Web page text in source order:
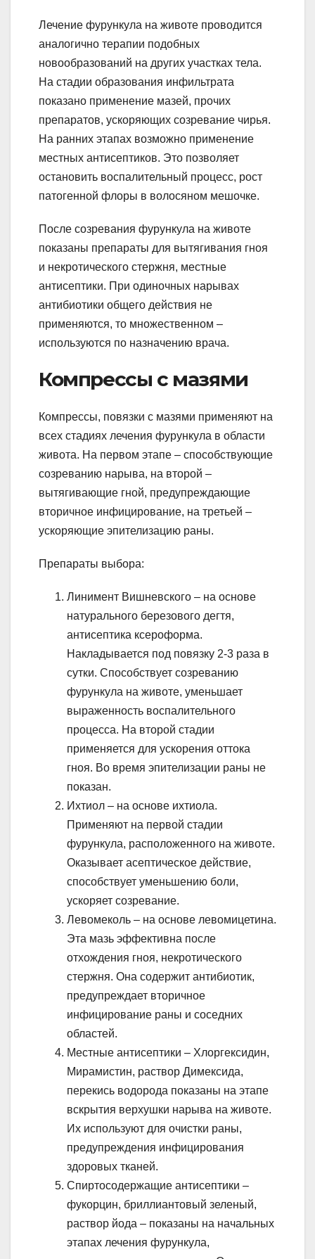
Лечение фурункула на животе проводится
аналогично терапии подобных
новообразований на других участках тела.
На стадии образования инфильтрата
показано применение мазей, прочих
препаратов, ускоряющих созревание чирья.
На ранних этапах возможно применение
местных антисептиков. Это позволяет
остановить воспалительный процесс, рост
патогенной флоры в волосяном мешочке.
После созревания фурункула на животе
показаны препараты для вытягивания гноя
и некротического стержня, местные
антисептики. При одиночных нарывах
антибиотики общего действия не
применяются, то множественном –
используются по назначению врача.
Компрессы с мазями
Компрессы, повязки с мазями применяют на
всех стадиях лечения фурункула в области
живота. На первом этапе – способствующие
созреванию нарыва, на второй –
вытягивающие гной, предупреждающие
вторичное инфицирование, на третьей –
ускоряющие эпителизацию раны.
Препараты выбора:
Линимент Вишневского – на основе
натурального березового дегтя,
антисептика ксероформа.
Накладывается под повязку 2-3 раза в
сутки. Способствует созреванию
фурункула на животе, уменьшает
выраженность воспалительного
процесса. На второй стадии
применяется для ускорения оттока
гноя. Во время эпителизации раны не
показан.
Ихтиол – на основе ихтиола.
Применяют на первой стадии
фурункула, расположенного на животе.
Оказывает асептическое действие,
способствует уменьшению боли,
ускоряет созревание.
Левомеколь – на основе левомицетина.
Эта мазь эффективна после
отхождения гноя, некротического
стержня. Она содержит антибиотик,
предупреждает вторичное
инфицирование раны и соседних
областей.
Местные антисептики – Хлоргексидин,
Мирамистин, раствор Димексида,
перекись водорода показаны на этапе
вскрытия верхушки нарыва на животе.
Их используют для очистки раны,
предупреждения инфицирования
здоровых тканей.
Спиртосодержащие антисептики –
фукорцин, бриллиантовый зеленый,
раствор йода – показаны на начальных
этапах лечения фурункула,